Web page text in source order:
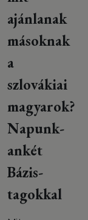
ajánlanak
másoknak
a
szlovákiai
magyarok?
Napunk-
ankét
Bázis-
tagokkal